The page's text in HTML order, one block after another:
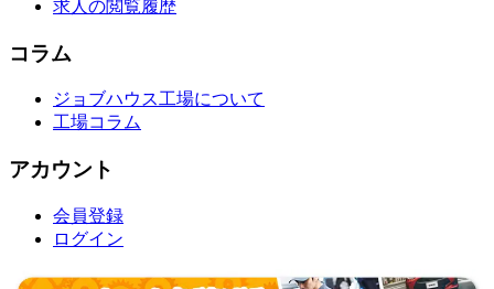
求人の閲覧履歴
コラム
ジョブハウス工場について
工場コラム
アカウント
会員登録
ログイン